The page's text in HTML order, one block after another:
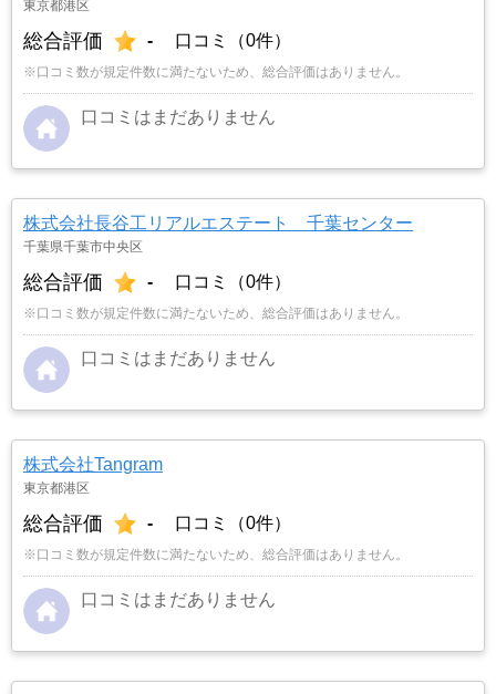
東京都港区
総合評価 - 口コミ（0件）
※口コミ数が規定件数に満たないため、総合評価はありません。
口コミはまだありません
株式会社長谷工リアルエステート 千葉センター
千葉県千葉市中央区
総合評価 - 口コミ（0件）
※口コミ数が規定件数に満たないため、総合評価はありません。
口コミはまだありません
株式会社Tangram
東京都港区
総合評価 - 口コミ（0件）
※口コミ数が規定件数に満たないため、総合評価はありません。
口コミはまだありません